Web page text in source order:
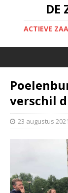
DE
ACTIEVE
verschil
23 augustus 2021